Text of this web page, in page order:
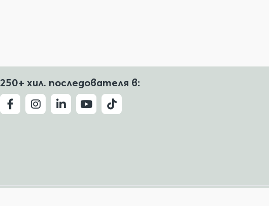
250+ хил. последователя в: